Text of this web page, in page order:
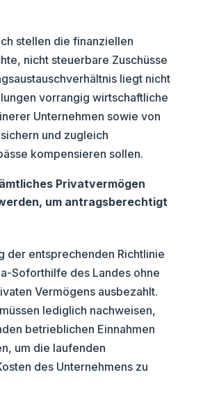
stellen die finanziellen
nicht steuerbare Zuschüsse
liegt nicht
vorrangig wirtschaftliche
Unternehmen sowie von
und zugleich
kompensieren sollen.
Privatvermögen
um antragsberechtigt
der entsprechenden Richtlinie
Soforthilfe des Landes ohne
Vermögens ausbezahlt.
lediglich nachweisen,
betrieblichen Einnahmen
um die laufenden
des Unternehmens zu